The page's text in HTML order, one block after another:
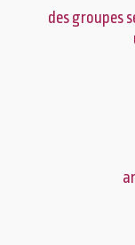
des groupes